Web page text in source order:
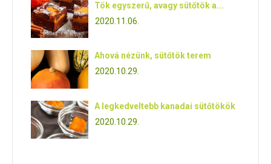
Tök egyszerű, avagy sütőtök a...
2020.11.06.
Ahová nézünk, sütőtök terem
2020.10.29.
A legkedveltebb kanadai sütőtökök
2020.10.29.